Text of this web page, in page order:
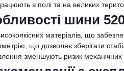
в полі та на великих
шини
матеріалів, що
що дозволяє зберігати
зменшують ризик